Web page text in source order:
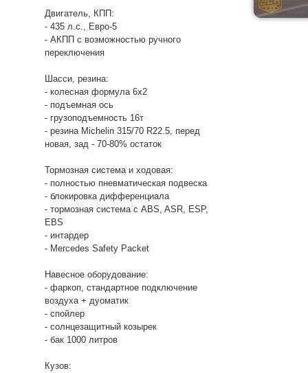
Двигатель, КПП:
- 435 л.с., Евро-5
- АКПП с возможностью ручного
переключения
Шасси, резина:
- колесная формула 6х2
- подъемная ось
- грузоподъемность 16т
- резина Michelin 315/70 R22.5, перед
новая, зад - 70-80% остаток
Тормозная система и ходовая:
- полностью пневматическая подвеска
- блокировка дифференциала
- тормозная система с ABS, ASR, ESP,
EBS
- интардер
- Mercedes Safety Packet
Навесное оборудование:
- фаркоп, стандартное подключение
воздуха + дуоматик
- спойлер
- солнцезащитный козырек
- бак 1000 литров
Кузов: